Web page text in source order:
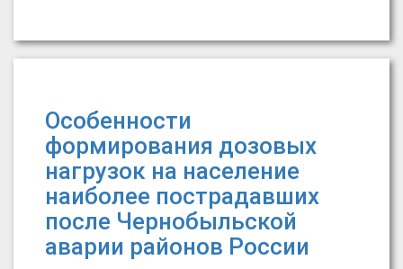
Особенности
формирования дозовых
нагрузок на население
наиболее пострадавших
после Чернобыльской
аварии районов России